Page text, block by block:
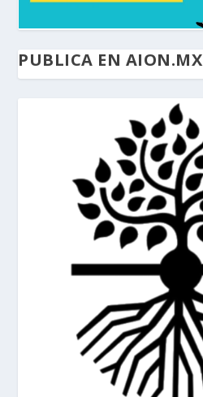
PUBLICA EN AION.MX